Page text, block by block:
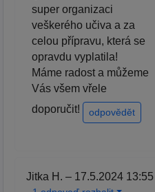
super organizaci
veškerého učiva a za
celou přípravu, která se
opravdu vyplatila!
Máme radost a můžeme
Vás všem vřele
doporučit!
odpovědět
Jitka H. – 17.5.2024 13:55